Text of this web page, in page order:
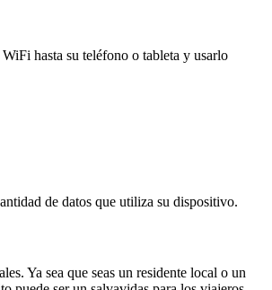
hasta su teléfono o tableta y usarlo
de datos que utiliza su dispositivo.
Ya sea que seas un residente local o un